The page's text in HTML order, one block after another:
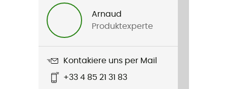
Active Winter Parka
Arnaud
Produktexperte
Kontakiere uns per Mail
+33 4 85 21 31 83